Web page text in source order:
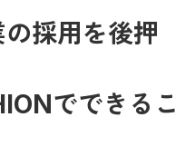
採用を後押
でできるこ